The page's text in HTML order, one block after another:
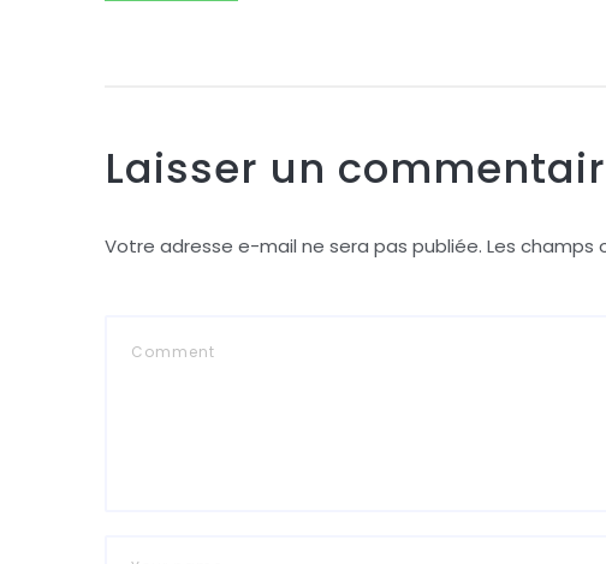
Laisser un
Votre adresse e-mail ne sera pas publiée. Les champs